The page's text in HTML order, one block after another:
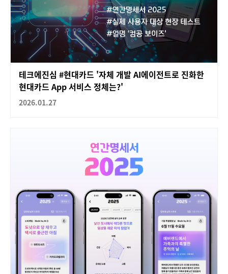
테크에진심 #현대카드 '자체 개발 AI에이전트로 진화한
현대카드 App 서비스 정체는?'
2026.01.27